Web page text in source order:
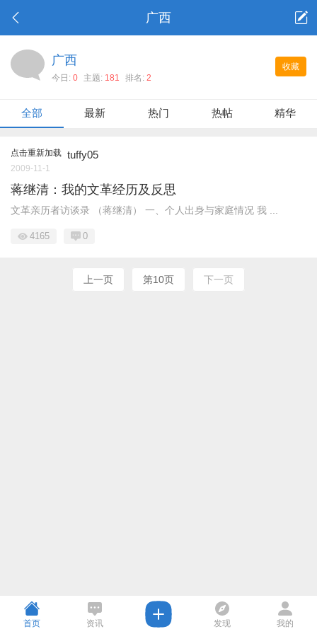
广西
收藏
广西
今日: 0 主题: 181 排名: 2
全部 最新 热门 热帖 精华
点击重新加载 tuffy05
2009-11-1
蒋继清：我的文革经历及反思
文革亲历者访谈录 （蒋继清） 一、个人出身与家庭情况 我 ...
4165 0
上一页 第10页 下一页
首页 资讯 发现 我的